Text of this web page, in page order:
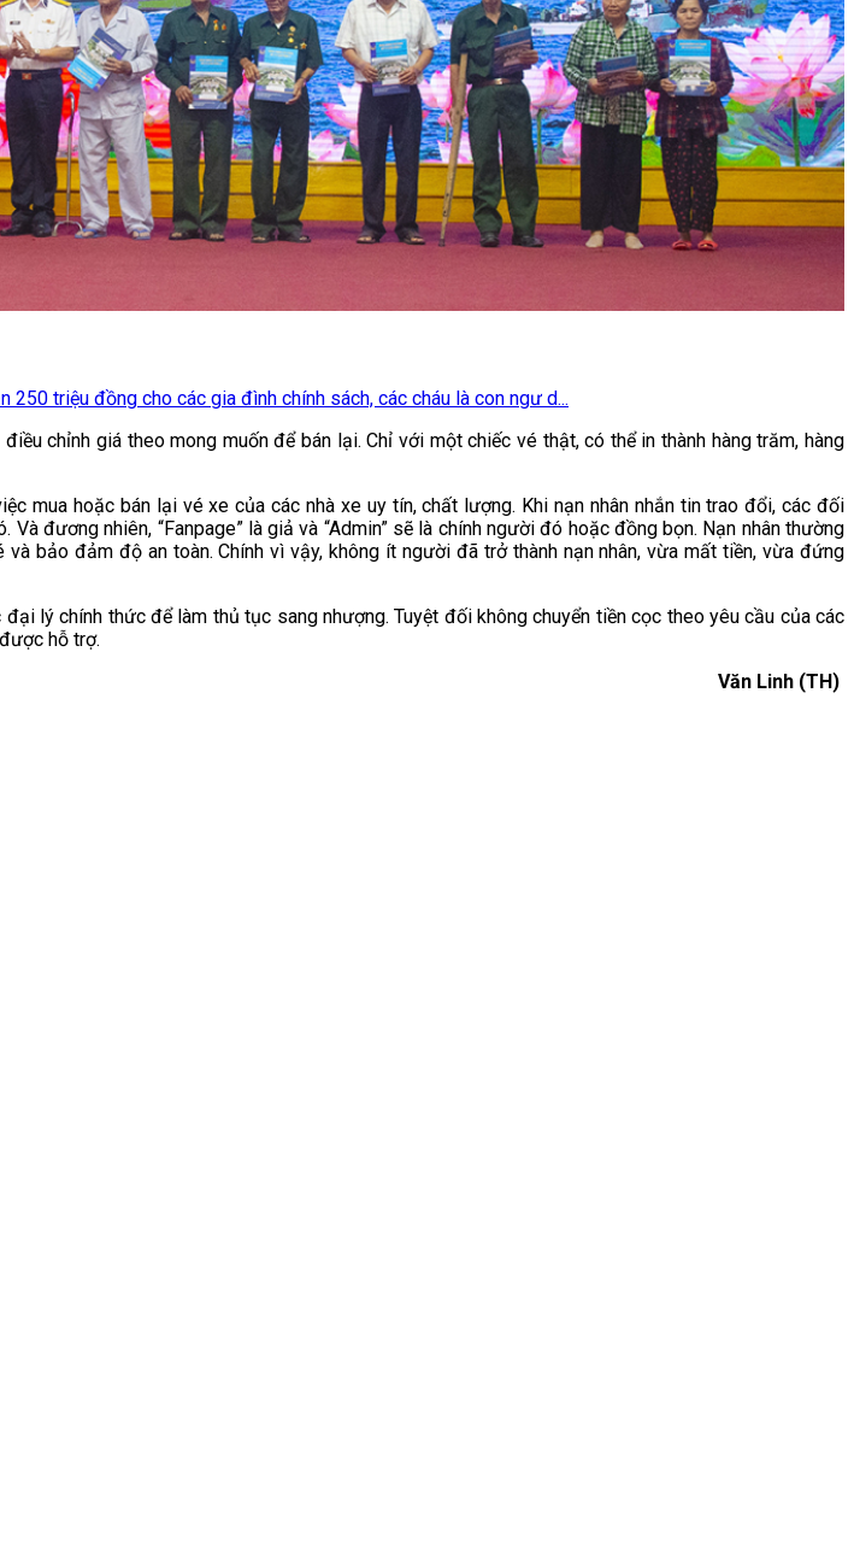
triệu đồng cho các gia đình chính sách, các cháu là con ngư d...
chỉnh giá theo mong muốn để bán lại. Chỉ với một chiếc vé thật, có thể in thành hàng trăm, hàng
mua hoặc bán lại vé xe của các nhà xe uy tín, chất lượng. Khi nạn nhân nhắn tin trao đổi, các đối
đương nhiên, “Fanpage” là giả và “Admin” sẽ là chính người đó hoặc đồng bọn. Nạn nhân thường
bảo đảm độ an toàn. Chính vì vậy, không ít người đã trở thành nạn nhân, vừa mất tiền, vừa đứng
lý chính thức để làm thủ tục sang nhượng. Tuyệt đối không chuyển tiền cọc theo yêu cầu của các
hỗ trợ.
Văn Linh (TH)